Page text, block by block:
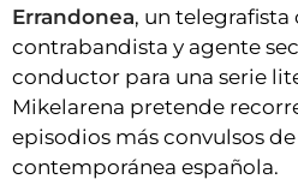
Errandonea, un
contrabandista y agente
conductor para una serie
Mikelarena pretende
episodios más convulsos
contemporánea española.